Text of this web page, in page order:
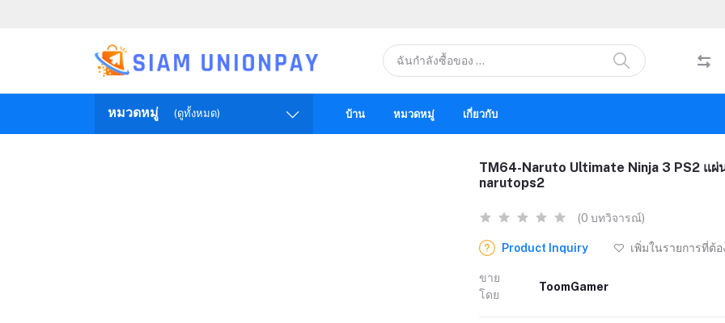
หมวดหมู่ (ดูทั้งหมด) บ้าน หมวดหมู่ เกี่ยวกับ
TM64-Naruto Ultimate Ninja 3 PS2 แผ่
narutops2
(0 บทวิจารณ์)
Product Inquiry เพิ่มในรายการที่ต้อ
ขาย
โดย
ToomGamer